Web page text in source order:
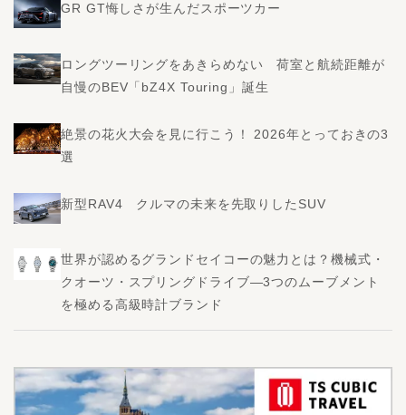
GR GT悔しさが生んだスポーツカー
ロングツーリングをあきらめない 荷室と航続距離が
自慢のBEV「bZ4X Touring」誕生
絶景の花火大会を見に行こう！ 2026年とっておきの3
選
新型RAV4 クルマの未来を先取りしたSUV
世界が認めるグランドセイコーの魅力とは？機械式・
クオーツ・スプリングドライブ―3つのムーブメント
を極める高級時計ブランド